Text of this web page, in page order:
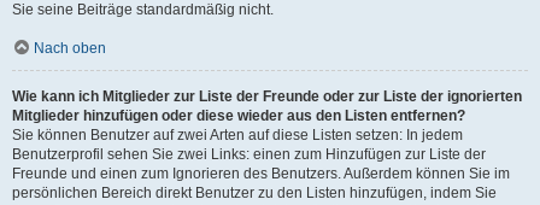
Sie seine Beiträge standardmäßig nicht.
Nach oben
Wie kann ich Mitglieder zur Liste der Freunde oder zur Liste der ignorierten
Mitglieder hinzufügen oder diese wieder aus den Listen entfernen?
Sie können Benutzer auf zwei Arten auf diese Listen setzen: In jedem
Benutzerprofil sehen Sie zwei Links: einen zum Hinzufügen zur Liste der
Freunde und einen zum Ignorieren des Benutzers. Außerdem können Sie im
persönlichen Bereich direkt Benutzer zu den Listen hinzufügen, indem Sie